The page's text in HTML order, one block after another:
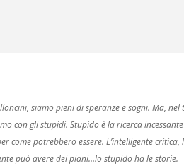
siamo pieni di speranze e sogni. Ma,
con gli stupidi. Stupido è la ricerca
come potrebbero essere. L’intelligente critica,
può avere dei piani…lo stupido ha le storie.